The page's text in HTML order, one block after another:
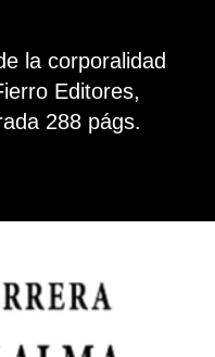
la corporalidad
Editores,
288 págs.